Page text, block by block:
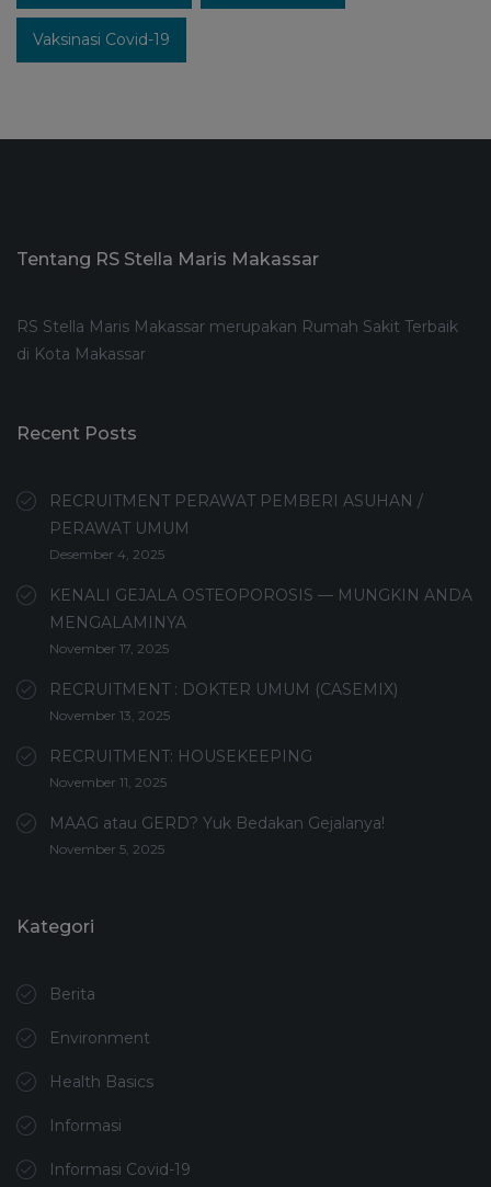
Vaksinasi Covid-19
Tentang RS Stella Maris Makassar
RS Stella Maris Makassar merupakan Rumah Sakit Terbaik
di Kota Makassar
Recent Posts
RECRUITMENT PERAWAT PEMBERI ASUHAN /
PERAWAT UMUM
Desember 4, 2025
KENALI GEJALA OSTEOPOROSIS — MUNGKIN ANDA
MENGALAMINYA
November 17, 2025
RECRUITMENT : DOKTER UMUM (CASEMIX)
November 13, 2025
RECRUITMENT: HOUSEKEEPING
November 11, 2025
MAAG atau GERD? Yuk Bedakan Gejalanya!
November 5, 2025
Kategori
Berita
Environment
Health Basics
Informasi
Informasi Covid-19